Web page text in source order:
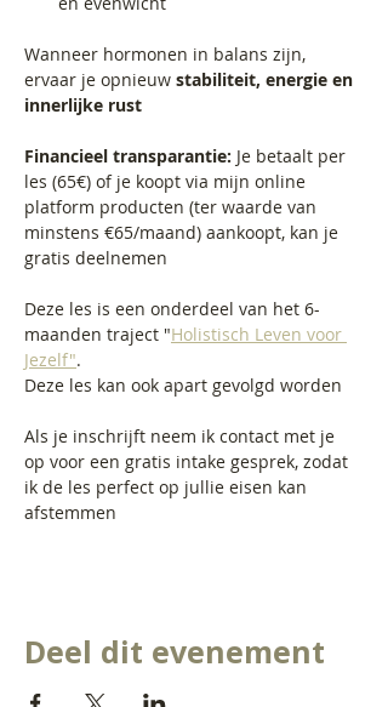
Wanneer hormonen in balans zijn,
ervaar je opnieuw stabiliteit, energie en
innerlijke rust
Financieel transparantie: Je betaalt per
les (65€) of je koopt via mijn online
platform producten (ter waarde van
minstens €65/maand) aankoopt, kan je
gratis deelnemen
Deze les is een onderdeel van het 6-
maanden traject "Holistisch Leven voor
Jezelf".
Deze les kan ook apart gevolgd worden
Als je inschrijft neem ik contact met je
op voor een gratis intake gesprek, zodat
ik de les perfect op jullie eisen kan
afstemmen
Deel dit evenement